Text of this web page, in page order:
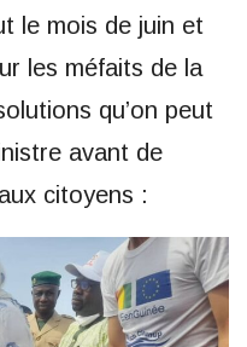
le mois de juin et
les méfaits de la
qu’on peut
avant de
citoyens :